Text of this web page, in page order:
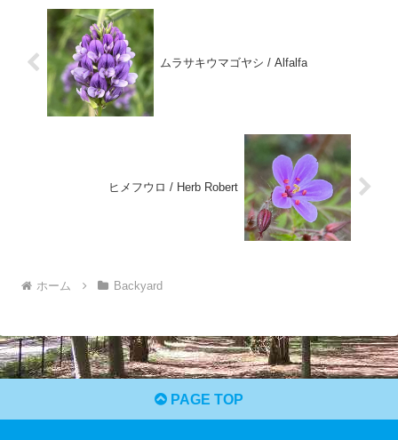
ムラサキウマゴヤシ / Alfalfa
ヒメフウロ / Herb Robert
ホーム Backyard
PAGE TOP